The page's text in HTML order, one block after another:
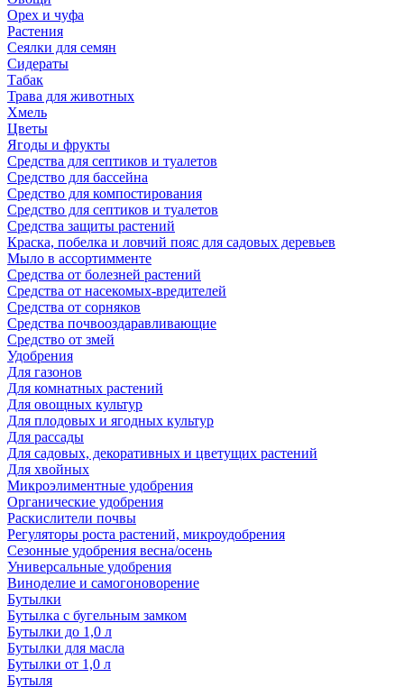
Орех и чуфа
Растения
Сеялки для семян
Сидераты
Табак
Трава для животных
Хмель
Цветы
Ягоды и фрукты
Средства для септиков и туалетов
Средство для бассейна
Средство для компостирования
Средство для септиков и туалетов
Средства защиты растений
Краска, побелка и ловчий пояс для садовых деревьев
Мыло в ассортимменте
Средства от болезней растений
Средства от насекомых-вредителей
Средства от сорняков
Средства почвооздаравливающие
Средство от змей
Удобрения
Для газонов
Для комнатных растений
Для овощных культур
Для плодовых и ягодных культур
Для рассады
Для садовых, декоративных и цветущих растений
Для хвойных
Микроэлиментные удобрения
Органические удобрения
Раскислители почвы
Регуляторы роста растений, микроудобрения
Сезонные удобрения весна/осень
Универсальные удобрения
Виноделие и самогоноворение
Бутылки
Бутылка с бугельным замком
Бутылки до 1,0 л
Бутылки для масла
Бутылки от 1,0 л
Бутыля